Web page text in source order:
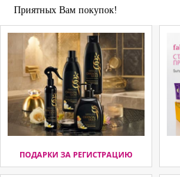
Приятных Вам покупок!
ПОДАРКИ ЗА РЕГИСТРАЦИЮ